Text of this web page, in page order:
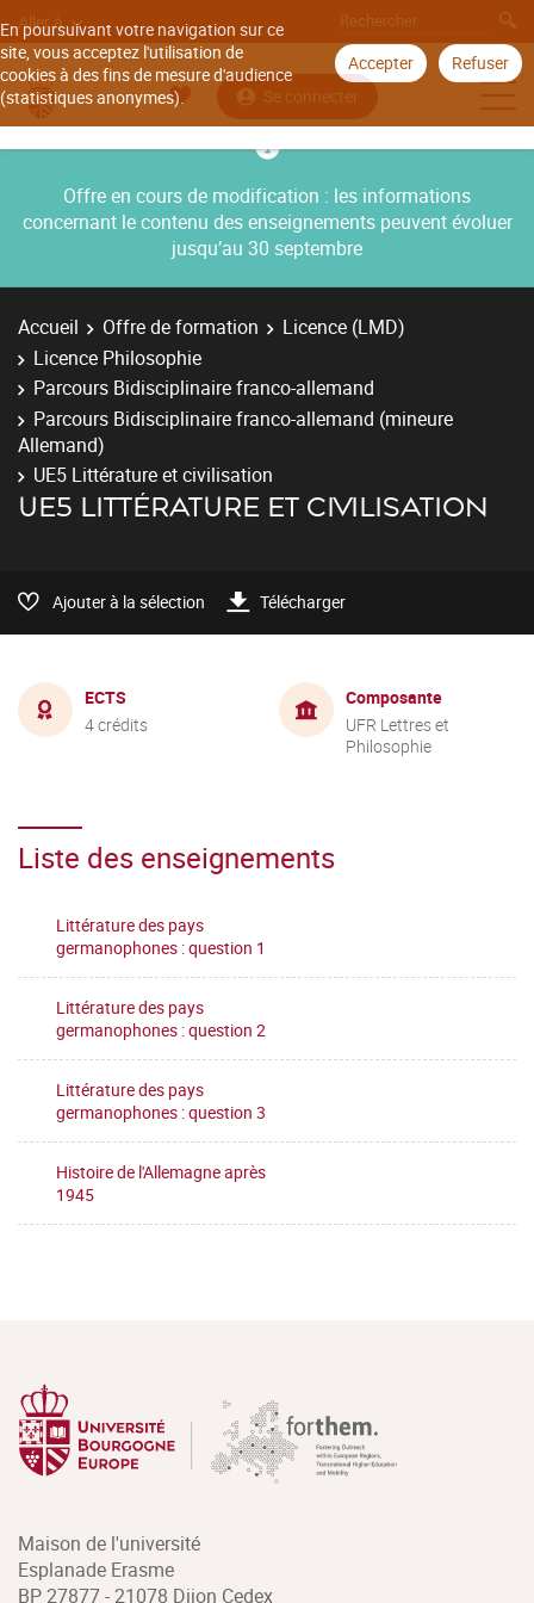
En poursuivant votre navigation sur ce
site, vous acceptez l'utilisation de
cookies à des fins de mesure d'audience
(statistiques anonymes).
Accepter Refuser
Aller à
Se connecter
Offre en cours de modification : les informations
concernant le contenu des enseignements peuvent évoluer
jusqu’au 30 septembre
Accueil Offre de formation
Licence (LMD)
Licence Philosophie
Parcours Bidisciplinaire franco-allemand
Parcours Bidisciplinaire franco-allemand (mineure
Allemand)
UE5 Littérature et civilisation
UE5 LITTÉRATURE ET CIVILISATION
Ajouter à la sélection Télécharger
ECTS
4 crédits
Composante
UFR Lettres et
Philosophie
Liste des enseignements
Littérature des pays
germanophones : question 1
Littérature des pays
germanophones : question 2
Littérature des pays
germanophones : question 3
Histoire de l'Allemagne après
1945
Maison de l'université
Esplanade Erasme
BP 27877 - 21078 Dijon Cedex